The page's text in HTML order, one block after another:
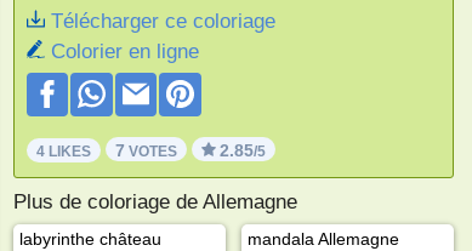
Télécharger ce coloriage
Colorier en ligne
4 LIKES 7 VOTES 2.85/5
Plus de coloriage de Allemagne
labyrinthe château mandala Allemagne